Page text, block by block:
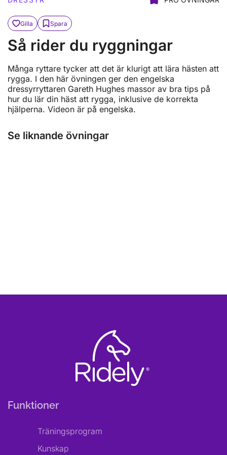
Gilla Spara
Så rider du ryggningar
Många ryttare tycker att det är klurigt att lära hästen att
rygga. I den här övningen ger den engelska
dressyrryttaren Gareth Hughes massor av bra tips på
hur du lär din häst att rygga, inklusive de korrekta
hjälperna. Videon är på engelska.
Se liknande övningar
Funktioner
Träningsprogram
Kunskap